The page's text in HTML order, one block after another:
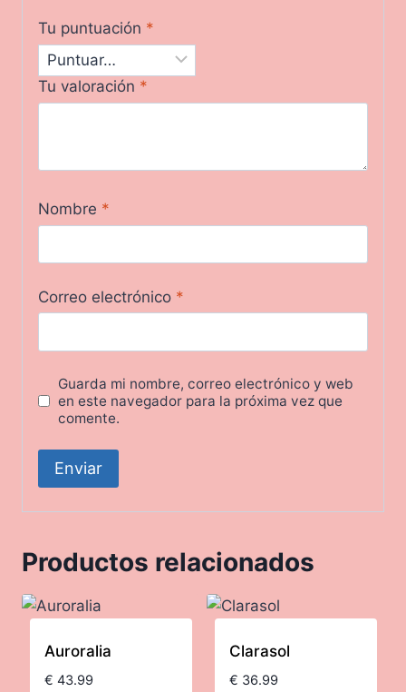
Tu puntuación *
Tu valoración *
Nombre *
Correo electrónico *
Guarda mi nombre, correo electrónico y web
en este navegador para la próxima vez que
comente.
Productos relacionados
Auroralia
€ 43.99
Clarasol
€ 36.99